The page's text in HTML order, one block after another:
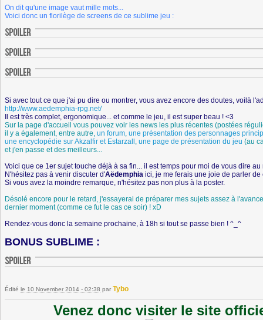
On dit qu'une image vaut mille mots...
Voici donc un florilège de screens de ce sublime jeu :
Si avec tout ce que j'ai pu dire ou montrer, vous avez encore des doutes, voilà
http://www.aedemphia-rpg.net/
Il est très complet, ergonomique... et comme le jeu, il est super beau ! <3
Sur la page d'accueil vous pouvez voir les news les plus récentes (postées
il y a également, entre autre, un forum, une présentation des personnages
une encyclopédie sur Akzalfir et Estarzall , une page de présentation du jeu (au
et j'en passe et des meilleurs...
Voici que ce 1er sujet touche déjà à sa fin... il est temps pour moi de vous dire au
N'hésitez pas à venir discuter d'Aëdemphia ici, je me ferais une joie de parler de
Si vous avez la moindre remarque, n'hésitez pas non plus à la poster.
Désolé encore pour le retard, j'essayerai de préparer mes sujets assez à
dernier moment (comme ce fut le cas ce soir) ! xD
Rendez-vous donc la semaine prochaine, à 18h si tout se passe bien ! ^_^
BONUS SUBLIME :
Édité le 10 November 2014 - 02:38 par Tybo
Venez donc visiter le site